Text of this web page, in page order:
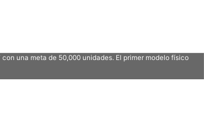
una meta de 50,000 unidades. El primer modelo físico